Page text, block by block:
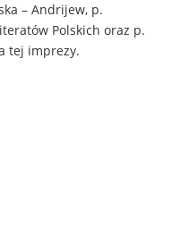
– Andrijew, p.
Polskich oraz p.
tej imprezy.